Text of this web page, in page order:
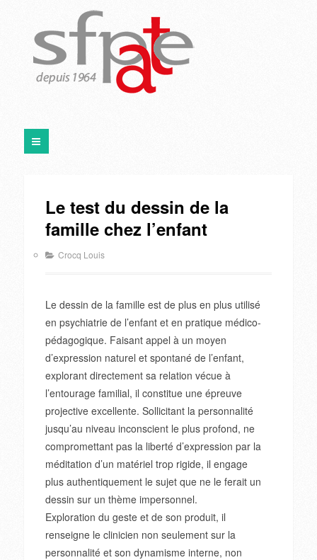
Le test du dessin de la
famille chez l’enfant
Crocq Louis
Le dessin de la famille est de plus en plus utilisé
en psychiatrie de l’enfant et en pratique médico-
pédagogique. Faisant appel à un moyen
d’expression naturel et spontané de l’enfant,
explorant directement sa relation vécue à
l’entourage familial, il constitue une épreuve
projective excellente. Sollicitant la personnalité
jusqu’au niveau inconscient le plus profond, ne
compromettant pas la liberté d’expression par la
méditation d’un matériel trop rigide, il engage
plus authentiquement le sujet que ne le ferait un
dessin sur un thème impersonnel.
Exploration du geste et de son produit, il
renseigne le clinicien non seulement sur la
personnalité et son dynamisme interne, non